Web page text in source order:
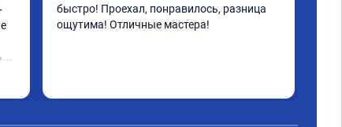
быстро! Проехал, понравилось, разница
ощутима! Отличные мастера!